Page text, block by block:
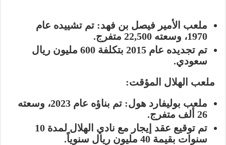
ملعب الأمير فيصل بن فهد: تم تشييده عام
1970، وسعته 22,500 متفرج.
تم تجديده عام 2015 بتكلفة 600 مليون ريال
سعودي.
ملعب الهلال المؤقت:
ملعب بوليفارد هول: تم بناؤه عام 2023، وسعته
26 ألف متفرج.
تم توقيع عقد إيجار مع نادي الهلال لمدة 10
سنوات بقيمة 40 مليون ريال سنوياً.